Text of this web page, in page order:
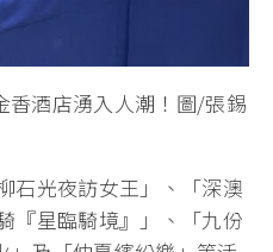
香酒店湧入人潮！圖/張錫
石光夜訪女王」、「深澳
『星臨騎境』」、「九份